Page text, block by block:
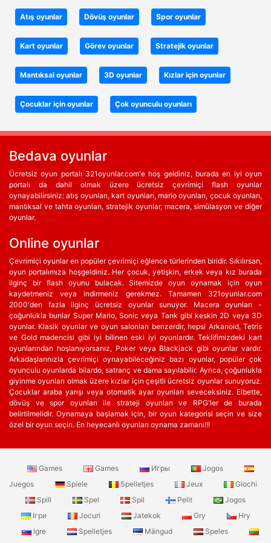
Atış oyunlar Dövüş oyunlar Spor oyunlar
Kart oyunlar Görev oyunlar Stratejik oyunlar
Mantıksal oyunlar 3D oyunlar Kızlar için oyunlar
Çocuklar için oyunlar Çok oyunculu oyunları
Bedava oyunlar
Ücretsiz oyun portalı 321oyunlar.com'e hoş geldiniz, burada en iyi oyun
portalı da dahil olmak üzere ücretsiz çevrimiçi flash oyunlar
oynayabilirsiniz: atış oyunları, kart oyunları, mario oyunları, çocuk oyunları,
mantıksal ve tahta oyunları, stratejik oyunlar, macera, simülasyon ve diğer
oyunlar.
Online oyunlar
Çevrimiçi oyunlar en popüler çevrimiçi eğlence türlerinden biridir. Sıkılırsan,
oyun portalımıza hoşgeldiniz. Her çocuk, yetişkin, erkek veya kız burada
ilginç bir flash oyunu bulacak. Sitemizde oyun oynamak için oyun
kaydetmeniz veya indirmeniz gerekmez. Tamamen 321oyunlar.com
2000'den fazla ilginç ücretsiz oyunlar sunuyor. Macera oyunları -
çoğunlukla bunlar Super Mario, Sonic veya Tank gibi keskin 2D veya 3D
oyunlar. Klasik oyunlar ve oyun salonları benzerdir, hepsi Arkanoid, Tetris
ve Gold madencisi gibi iyi bilinen eski iyi oyunlardır. Teklifimizdeki kart
oyunlarından hoşlanıyorsanız, Poker veya Blackjack gibi oyunlar vardır.
Arkadaşlarınızla çevrimiçi oynayabileceğiniz bazı oyunlar, popüler çok
oyunculu oyunlarda bilardo, satranç ve dama sayılabilir. Ayrıca, çoğunlukla
giyinme oyunları olmak üzere kızlar için çeşitli ücretsiz oyunlar sunuyoruz.
Çocuklar araba yarışı veya otomatik ayar oyunları seveceksiniz. Elbette,
dövüş ve spor oyunları ile strateji oyunları ve RPG'ler de burada
belirtilmelidir. Oynamaya başlamak için, bir oyun kategorisi seçin ve size
özel bir oyun seçin. En heyecanlı oyunları oynama zamanı!!!
Games Games Игры
Jogos
Juegos
Spiele Spelletjes Jeux
Giochi
Spill
Spel Spil Pelit
Jogos
Ігри
Jocuri Jatekok Gry
Hry
Igre
Spelletjes Mängud
Speles